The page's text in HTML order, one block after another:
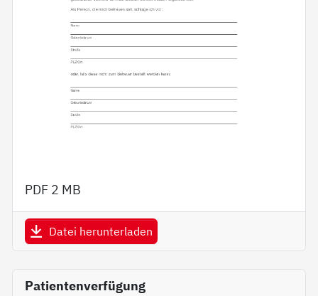
PDF 2 MB
Datei herunterladen
Patientenverfügung